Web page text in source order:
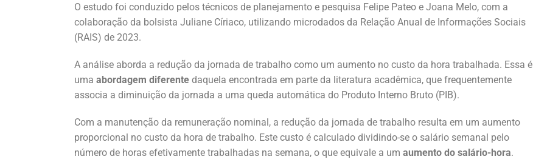
O estudo foi conduzido pelos técnicos de planejamento e pesquisa Felipe Pateo e Joana Melo, com a
colaboração da bolsista Juliane Círiaco, utilizando microdados da Relação Anual de Informações Sociais
(RAIS) de 2023.
A análise aborda a redução da jornada de trabalho como um aumento no custo da hora trabalhada. Essa é
uma abordagem diferente daquela encontrada em parte da literatura acadêmica, que frequentemente
associa a diminuição da jornada a uma queda automática do Produto Interno Bruto (PIB).
Com a manutenção da remuneração nominal, a redução da jornada de trabalho resulta em um aumento
proporcional no custo da hora de trabalho. Este custo é calculado dividindo-se o salário semanal pelo
número de horas efetivamente trabalhadas na semana, o que equivale a um aumento do salário-hora.